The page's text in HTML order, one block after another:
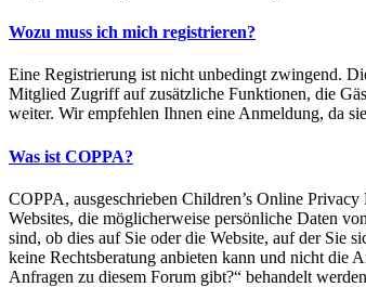
Wozu muss ich mich registrieren?
Eine Registrierung ist nicht unbedingt zwingend.
Mitglied Zugriff auf zusätzliche Funktionen, die
weiter. Wir empfehlen Ihnen eine Anmeldung, da
Was ist COPPA?
COPPA, ausgeschrieben Children’s Online
Websites, die möglicherweise persönliche Daten
sind, ob dies auf Sie oder die Website, auf der Sie
keine Rechtsberatung anbieten kann und nicht die
Anfragen zu diesem Forum gibt?“ behandelt